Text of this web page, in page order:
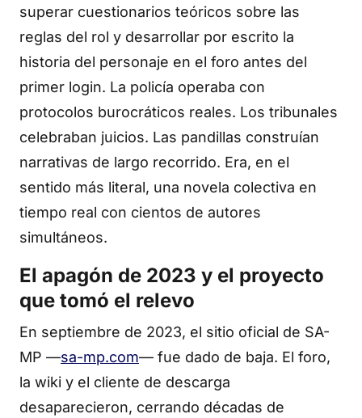
superar cuestionarios teóricos sobre las
reglas del rol y desarrollar por escrito la
historia del personaje en el foro antes del
primer login. La policía operaba con
protocolos burocráticos reales. Los tribunales
celebraban juicios. Las pandillas construían
narrativas de largo recorrido. Era, en el
sentido más literal, una novela colectiva en
tiempo real con cientos de autores
simultáneos.
El apagón de 2023 y el proyecto
que tomó el relevo
En septiembre de 2023, el sitio oficial de SA-
MP —sa-mp.com— fue dado de baja. El foro,
la wiki y el cliente de descarga
desaparecieron, cerrando décadas de